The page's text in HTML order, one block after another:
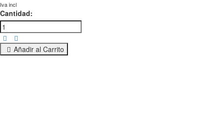
Iva incl
Cantidad:
Añadir al Carrito